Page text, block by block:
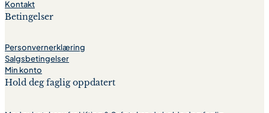
Kontakt
Betingelser
Personvernerklæring
Salgsbetingelser
Min konto
Hold deg faglig oppdatert